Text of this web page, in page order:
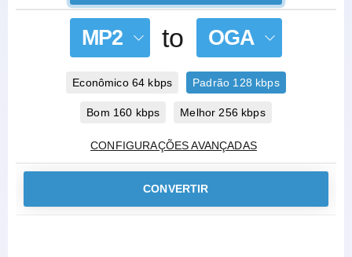
MP2 to OGA
Econômico 64 kbps Padrão 128 kbps
Bom 160 kbps Melhor 256 kbps
CONFIGURAÇÕES AVANÇADAS
CONVERTIR